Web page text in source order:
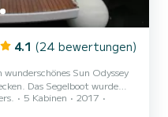
4.1 (24 bewertungen)
Sun Odyssey
Das Segelboot wurde
See. Das Boot hat
Kapazität von 12 Personen.
5 Kabinen
2017